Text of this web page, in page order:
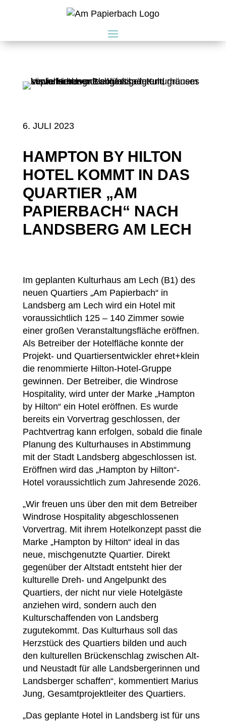
6. JULI 2023
HAMPTON BY HILTON
HOTEL KOMMT IN DAS
QUARTIER „AM
PAPIERBACH“ NACH
LANDSBERG AM LECH
Im geplanten Kulturhaus am Lech (B1) des
neuen Quartiers „Am Papierbach“ in
Landsberg am Lech wird ein Hotel mit
voraussichtlich 125 – 140 Zimmer sowie
einer großen Veranstaltungsfläche eröffnen.
Als Betreiber der Hotelfläche konnte der
Projekt- und Quartiersentwickler ehret+klein
die renommierte Hilton-Hotel-Gruppe
gewinnen. Der Betreiber, die Windrose
Hospitality, wird unter der Marke „Hampton
by Hilton“ ein Hotel eröffnen. Es wurde
bereits ein Vorvertrag geschlossen, der
Pachtvertrag kann erfolgen, sobald die finale
Planung des Kulturhauses in Abstimmung
mit der Stadt Landsberg abgeschlossen ist.
Eröffnen wird das „Hampton by Hilton“-
Hotel voraussichtlich zum Jahresende 2026.
„Wir freuen uns über den mit dem Betreiber
Windrose Hospitality abgeschlossenen
Vorvertrag. Mit ihrem Hotelkonzept passt die
Marke „Hampton by Hilton“ ideal in das
neue, mischgenutzte Quartier. Direkt
gegenüber der Altstadt entsteht hier der
kulturelle Dreh- und Angelpunkt des
Quartiers, der nicht nur viele Hotelgäste
anziehen wird, sondern auch den
Kulturschaffenden von Landsberg
zugutekommt. Das Kulturhaus soll das
Herzstück des Quartiers bilden und auch
den kulturellen Brückenschlag zwischen Alt-
und Neustadt für alle Landsbergerinnen und
Landsberger schaffen“, kommentiert Marius
Jung, Gesamtprojektleiter des Quartiers.
„Das geplante Hotel in Landsberg ist für uns